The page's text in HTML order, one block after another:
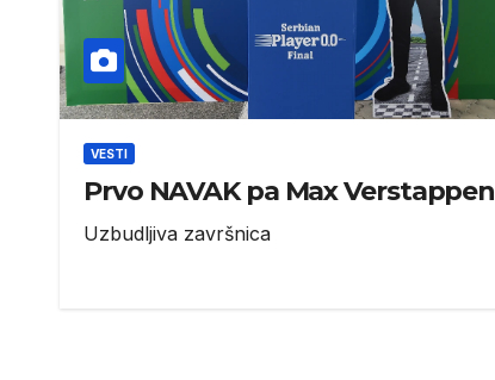
VESTI
Prvo NAVAK pa Max Verstappen
Uzbudljiva završnica